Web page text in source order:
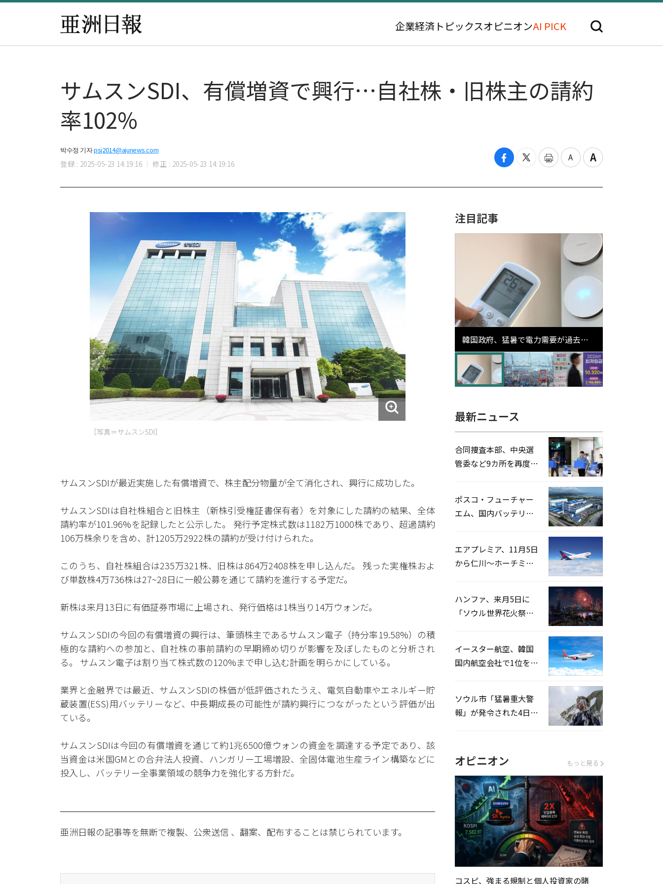
企業経済 トピックスオピニオンAI PICK
サムスンSDI、有償増資で興行…自社株・旧株主の請約
率102%
박수정 기자psj2014@ajunews.com
登録 : 2025-05-23 14:19:16 修正 : 2025-05-23 14:19:16
［写真＝サムスンSDI］
サムスンSDIが最近実施した有償増資で、株主配分物量が全て消化され、興行に成功した。
サムスンSDIは自社株組合と旧株主（新株引受権証書保有者）を対象にした請約の結果、全体
請約率が101.96%を記録したと公示した。 発行予定株式数は1182万1000株であり、超過請約
106万株余りを含め、計1205万2922株の請約が受け付けられた。
このうち、自社株組合は235万321株、旧株は864万2408株を申し込んだ。 残った実権株およ
び単数株4万736株は27~28日に一般公募を通じて請約を進行する予定だ。
新株は来月13日に有価証券市場に上場され、発行価格は1株当り14万ウォンだ。
サムスンSDIの今回の有償増資の興行は、筆頭株主であるサムスン電子（持分率19.58%）の積
極的な請約への参加と、自社株の事前請約の早期締め切りが影響を及ぼしたものと分析され
る。 サムスン電子は割り当て株式数の120%まで申し込む計画を明らかにしている。
業界と金融界では最近、サムスンSDIの株価が低評価されたうえ、電気自動車やエネルギー貯
蔵装置(ESS)用バッテリーなど、中長期成長の可能性が請約興行につながったという評価が出
ている。
サムスンSDIは今回の有償増資を通じて約1兆6500億ウォンの資金を調達する予定であり、該
当資金は米国GMとの合弁法人投資、ハンガリー工場増設、全固体電池生産ライン構築などに
投入し、バッテリー全事業領域の競争力を強化する方針だ。
亜洲日報の記事等を無断で複製、公衆送信 、翻案、配布することは禁じられています。
注目記事
韓国政府、猛暑で電力需要が過去最
高更新の可能性に需給対応体制を点
検
最新ニュース
合同捜査本部、中央選
管委など9カ所を再度家
ポスコ・フューチャー
エム、国内バッテリー
エアプレミア、11月5日
から仁川〜ホーチミン
ハンファ、来月5日に
「ソウル世界花火祭り
イースター航空、韓国
国内航空会社で1位を記
ソウル市「猛暑重大警
報」が発令された4日、
オピニオン もっと見る
コスピ、強まる規制と個人投資家の賭